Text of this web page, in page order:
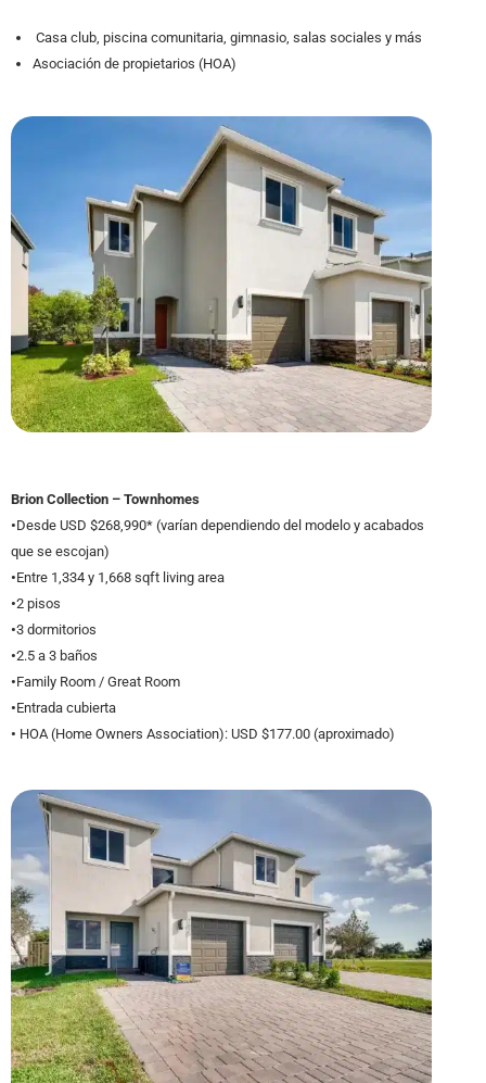
Casa club, piscina comunitaria, gimnasio, salas sociales y más
Asociación de propietarios (HOA)
Brion Collection – Townhomes
•Desde USD $268,990* (varían dependiendo del modelo y acabados
que se escojan)
•Entre 1,334 y 1,668 sqft living area
•2 pisos
•3 dormitorios
•2.5 a 3 baños
•Family Room / Great Room
•Entrada cubierta
• HOA (Home Owners Association): USD $177.00 (aproximado)